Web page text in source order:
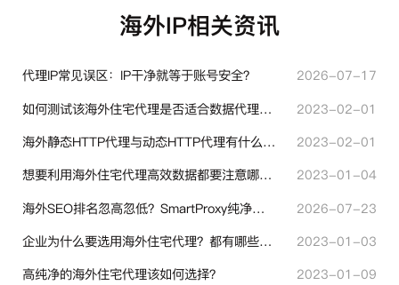
海外IP相关资讯
代理IP常见误区：IP干净就等于账号安全？
2026-07-17
如何测试该海外住宅代理是否适合数据代理使用？
2023-02-01
海外静态HTTP代理与动态HTTP代理有什么不同？
2023-02-01
想要利用海外住宅代理高效数据都要注意哪些地方？
2023-01-04
海外SEO排名忽高忽低？SmartProxy纯净住宅IP助力站点权重稳定
2026-07-23
企业为什么要选用海外住宅代理？都有哪些帮助？
2023-01-03
高纯净的海外住宅代理该如何选择？
2023-01-09